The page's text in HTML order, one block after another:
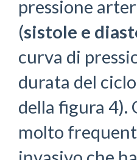
pressione
(sistole e
curva di
durata del
della figura 4).
molto